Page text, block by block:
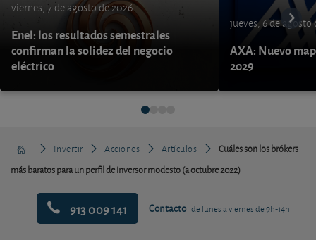
viernes, 7 de agosto de 2026
Enel: los resultados semestrales
confirman la solidez del negocio
eléctrico
jueves, 6 de agosto
AXA: Nuevo
2029
Invertir Acciones Artículos
Cuáles son los brókers
más baratos para un perfil de inversor modesto (a octubre 2022)
913 009 141 Contacto de lunes a viernes de 9h-14h